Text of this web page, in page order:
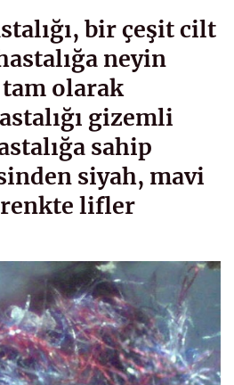
bir çeşit cilt
neyin
olarak
gizemli
sahip
siyah, mavi
renkte lifler